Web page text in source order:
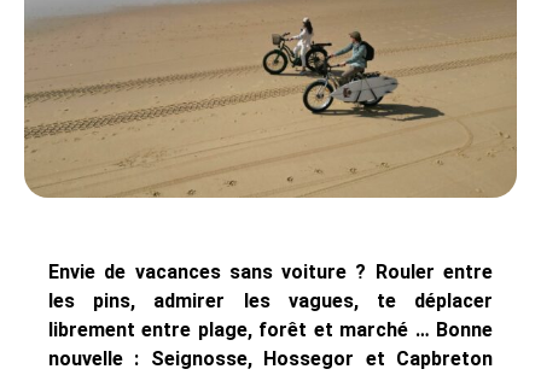
Envie de vacances sans voiture ? Rouler entre
les pins, admirer les vagues, te déplacer
librement entre plage, forêt et marché … Bonne
nouvelle : Seignosse, Hossegor et Capbreton